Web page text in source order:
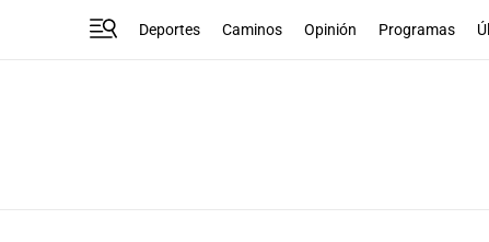
Deportes Caminos Opinión Programas